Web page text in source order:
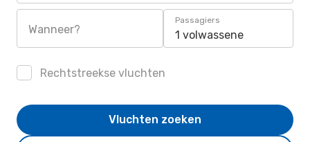
Wanneer?
Passagiers
1 volwassene
Rechtstreekse vluchten
Vluchten zoeken